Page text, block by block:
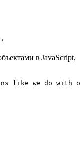
в JavaScript,
like we do with